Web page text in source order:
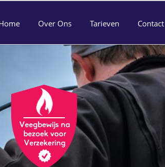
Over Ons Tarieven Contact